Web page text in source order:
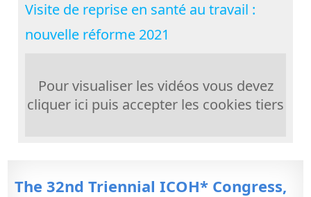
Visite de reprise en santé au travail :
nouvelle réforme 2021
Pour visualiser les vidéos vous devez
cliquer ici puis accepter les cookies tiers
The 32nd Triennial ICOH* Congress,